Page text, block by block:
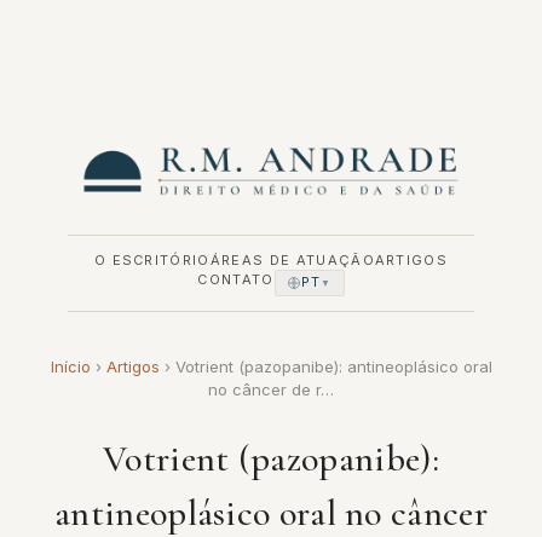
O ESCRITÓRIO ÁREAS DE ATUAÇÃOARTIGOS
CONTATO
PT ▼
Início › Artigos › Votrient (pazopanibe): antineoplásico oral
no câncer de r…
Votrient (pazopanibe):
antineoplásico oral no câncer